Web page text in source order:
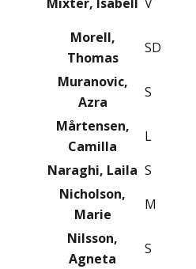
Morell,
Thomas
SD
Muranovic,
Azra
S
Mårtensen,
Camilla
L
Naraghi, Laila S
Nicholson,
Marie
M
Nilsson,
Agneta
S